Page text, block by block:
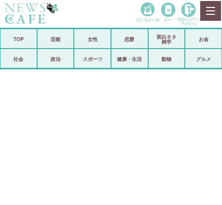
政治
当たる占い師 占い 登録• ログイン
マイルーム
TOP 芸能 女性 恋愛
面白ネタ
雑学
お金
社会 政治 スポーツ 健康・生活 動物 グルメ